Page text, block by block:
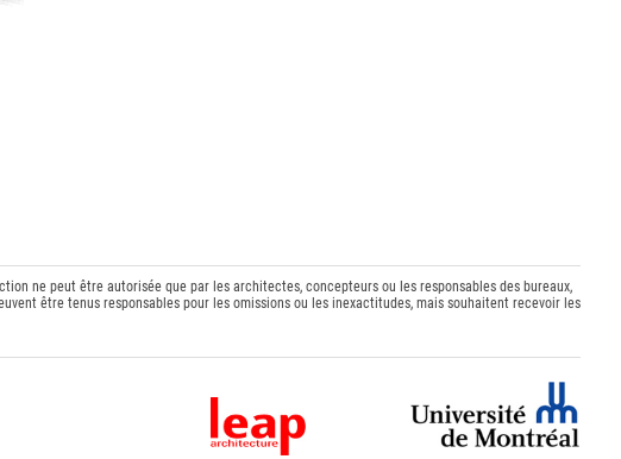
ne peut être autorisée que par les architectes, concepteurs ou les responsables des bureaux,
être tenus responsables pour les omissions ou les inexactitudes, mais souhaitent recevoir les